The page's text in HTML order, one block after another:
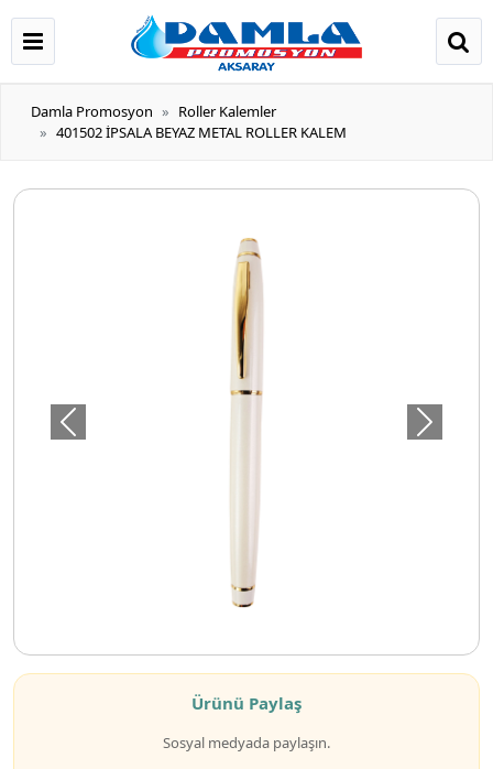
Damla Promosyon
Roller Kalemler
401502 İPSALA BEYAZ METAL ROLLER KALEM
Önceki Sonraki
Ürünü Paylaş
Sosyal medyada paylaşın.